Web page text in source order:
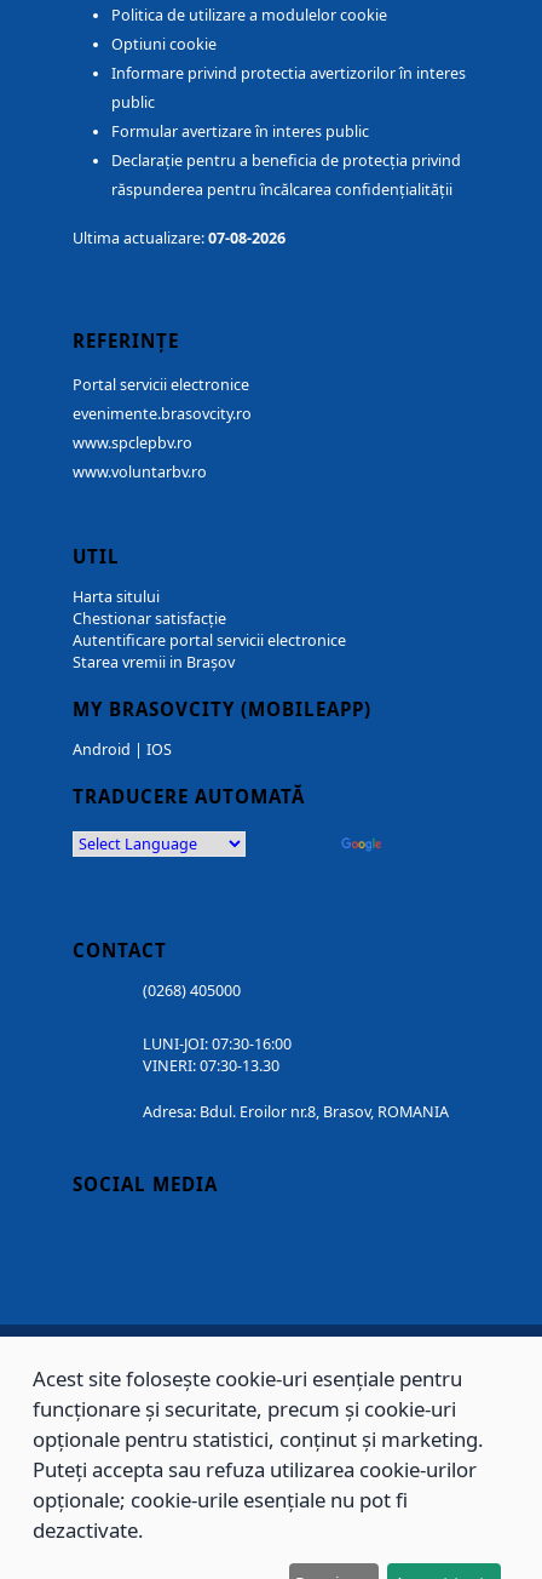
Politica de utilizare a modulelor cookie
Optiuni cookie
Informare privind protectia avertizorilor în interes
public
Formular avertizare în interes public
Declarație pentru a beneficia de protecția privind
răspunderea pentru încălcarea confidențialității
Ultima actualizare:07-08-2026
REFERINȚE
Portal servicii electronice
evenimente.brasovcity.ro
www.spclepbv.ro
www.voluntarbv.ro
UTIL
Harta sitului
Chestionar satisfacție
Autentificare portal servicii electronice
Starea vremii in Brașov
MY BRASOVCITY (MOBILEAPP)
Android | IOS
TRADUCERE AUTOMATĂ
CONTACT
(0268) 405000
LUNI-JOI: 07:30-16:00
VINERI: 07:30-13.30
Adresa: Bdul. Eroilor nr.8, Brasov, ROMANIA
SOCIAL MEDIA
Copyright © 2002 - 2026 - PRIMĂRIA MUNICIPIULUI BRAȘOV, toate drepturile
rezervate.
Sitemap Contact
Acest site folosește cookie-uri esențiale pentru
funcționare și securitate, precum și cookie-uri
opționale pentru statistici, conținut și marketing.
Puteți accepta sau refuza utilizarea cookie-urilor
opționale; cookie-urile esențiale nu pot fi
dezactivate.